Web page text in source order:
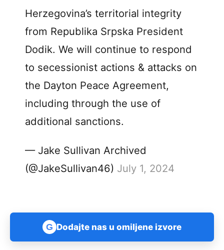
Herzegovina’s territorial integrity
from Republika Srpska President
Dodik. We will continue to respond
to secessionist actions & attacks on
the Dayton Peace Agreement,
including through the use of
additional sanctions.
— Jake Sullivan Archived
(@JakeSullivan46) July 1, 2024
G Dodajte nas u omiljene izvore